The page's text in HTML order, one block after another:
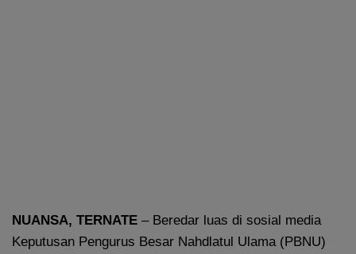
NUANSA, TERNATE – Beredar luas di sosial media
Keputusan Pengurus Besar Nahdlatul Ulama (PBNU)